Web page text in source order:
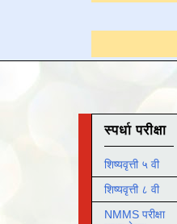
स्पर्धा परीक्षा
शिष्यवृत्ती ५ वी
शिष्यवृत्ती ८ वी
NMMS परीक्षा